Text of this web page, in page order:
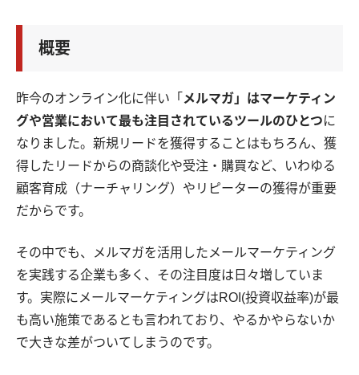
概要
昨今のオンライン化に伴い「 メルマガ」はマーケティン
グや営業において最も注目されているツールのひとつに
なりました。新規リードを獲得することはもちろん、獲
得したリードからの商談化や受注・購買など、いわゆる
顧客育成（ナーチャリング）やリピーターの獲得が重要
だからです。
その中でも、メルマガを活用したメールマーケティング
を実践する企業も多く、その注目度は日々増していま
す。実際にメールマーケティングはROI(投資収益率)が最
も高い施策であるとも言われており、やるかやらないか
で大きな差がついてしまうのです。